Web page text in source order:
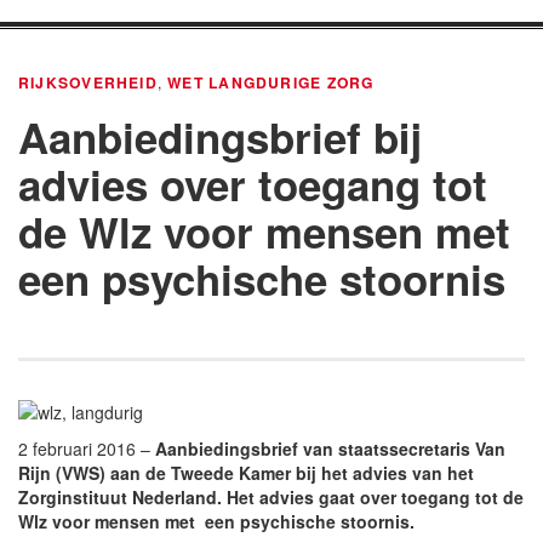
RIJKSOVERHEID,WET LANGDURIGE ZORG
Aanbiedingsbrief bij
advies over toegang tot
de Wlz voor mensen met
een psychische stoornis
2 februari 2016 – Aanbiedingsbrief van staatssecretaris Van
Rijn (VWS) aan de Tweede Kamer bij het advies van het
Zorginstituut Nederland. Het advies gaat over toegang tot de
Wlz voor mensen met een psychische stoornis.